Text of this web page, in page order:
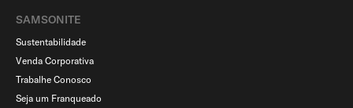
SAMSONITE
Sustentabilidade
Venda Corporativa
Trabalhe Conosco
Seja um Franqueado